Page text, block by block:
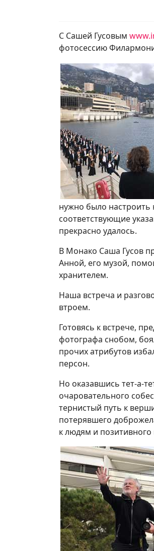
С Сашей Гусовым
фотосессию
нужно было настроить
соответствующие
прекрасно удалось.
В Монако Саша Гусов
Анной, его музой,
хранителем.
Наша встреча и
втроем.
Готовясь к встрече,
фотографа снобом,
прочих атрибутов
персон.
Но оказавшись тет-а-
очаровательного
тернистый путь к
потерявшего
к людям и позитивного